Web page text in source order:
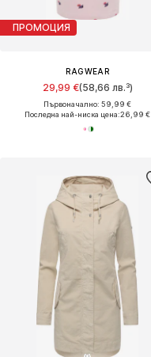
ПРОМОЦИЯ
RAGWEAR
29,99 €(58,66 лв.³)
Първоначално: 59,99 €
Последна най-ниска цена:26,99 €